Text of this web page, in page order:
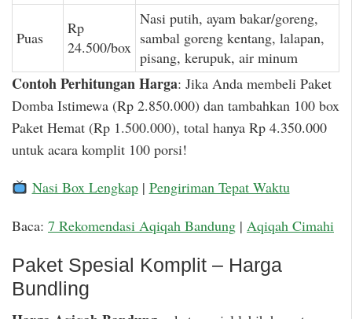
Puas
Rp
24.500/box
Nasi putih, ayam bakar/goreng,
sambal goreng kentang, lalapan,
pisang, kerupuk, air minum
Contoh Perhitungan Harga: Jika Anda membeli Paket
Domba Istimewa (Rp 2.850.000) dan tambahkan 100 box
Paket Hemat (Rp 1.500.000), total hanya Rp 4.350.000
untuk acara komplit 100 porsi!
Nasi Box Lengkap| Pengiriman Tepat Waktu
Baca: 7 Rekomendasi Aqiqah Bandung | Aqiqah Cimahi
Paket Spesial Komplit – Harga
Bundling